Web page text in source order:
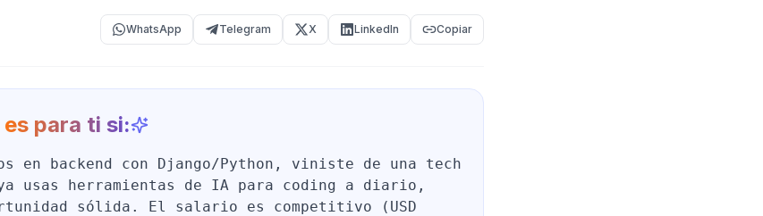
WhatsApp Telegram X LinkedIn Copiar
para ti si:
en backend con Django/Python, viniste de una tech
usas herramientas de IA para coding a diario,
sólida. El salario es competitivo (USD